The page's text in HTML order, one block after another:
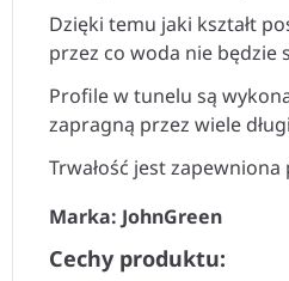
Dzięki temu jaki kształt
przez co woda nie będzie
Profile w tunelu są
zapragną przez wiele
Trwałość jest
Marka: JohnGreen
Cechy produktu: